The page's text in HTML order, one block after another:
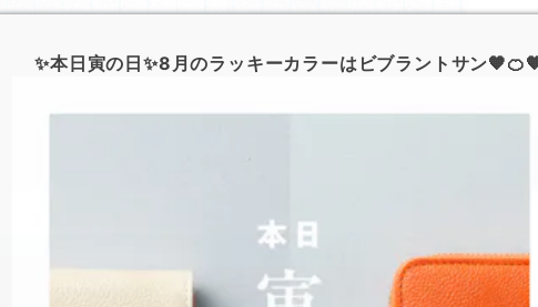
✨本日寅の日✨8月のラッキーカラーはビブラントサン